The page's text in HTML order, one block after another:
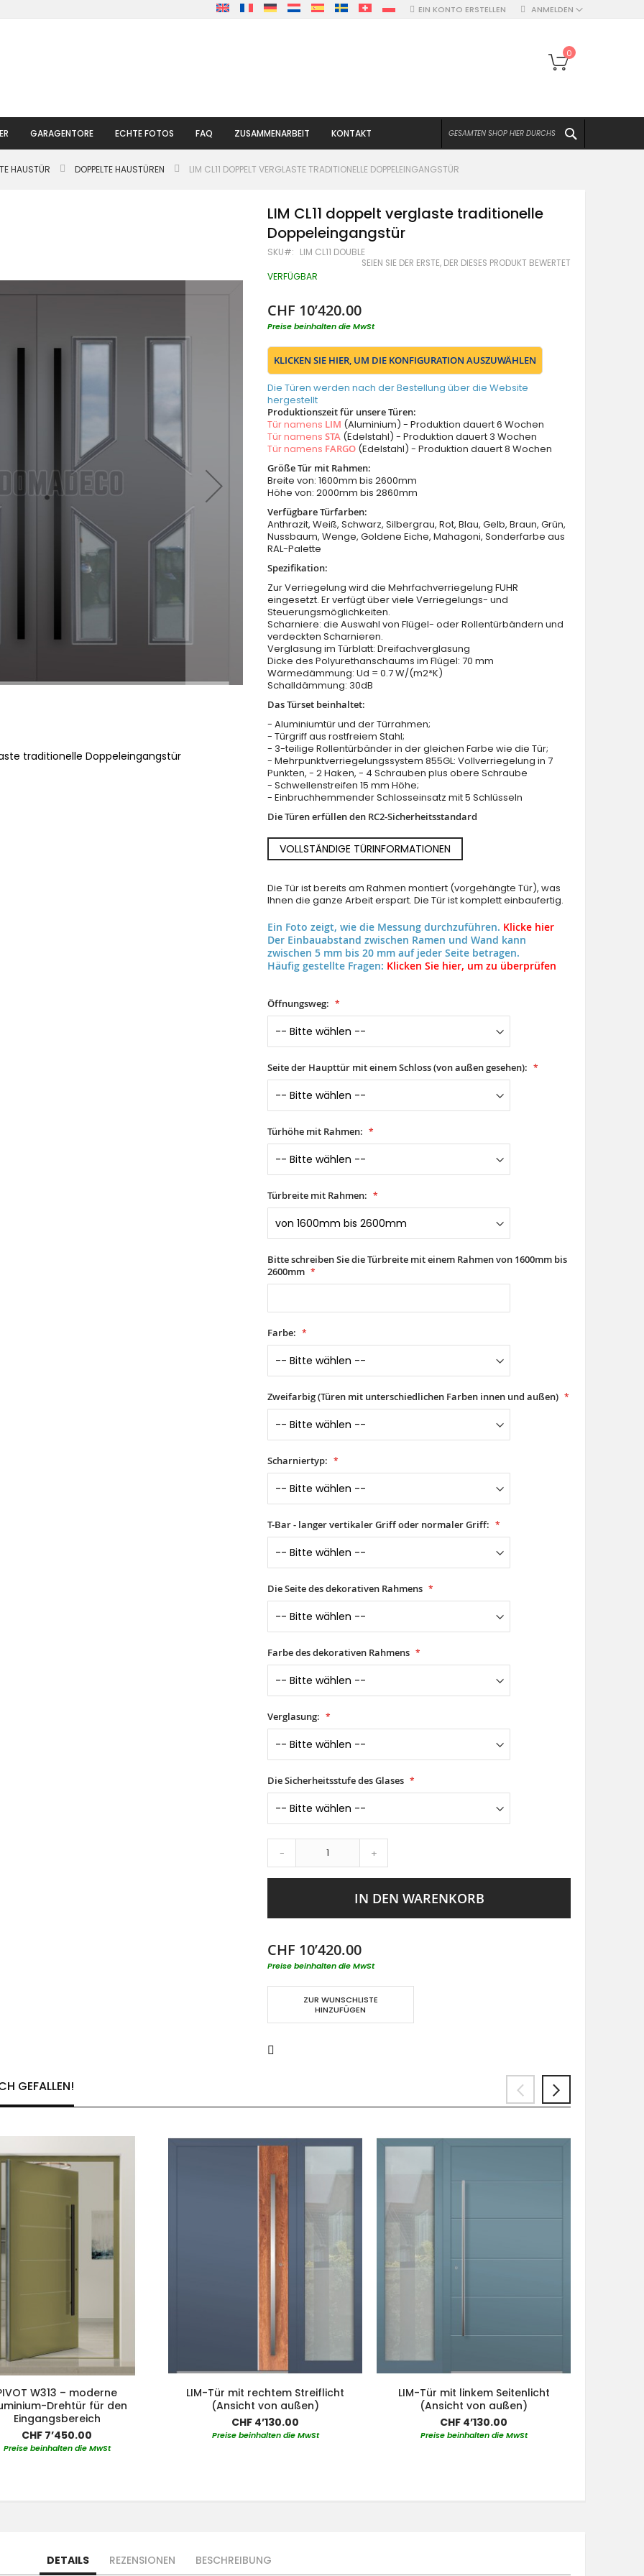
ANMELDEN
EIN KONTO ERSTELLEN
Mein
0
GARAGENTORE ECHTE FOTOS FAQ ZUSAMMENARBEIT KONTAKT
HAUSTÜR DOPPELTE HAUSTÜREN LIM CL11 DOPPELT VERGLASTE TRADITIONELLE DOPPELEINGANGSTÜR
traditionelle Doppeleingangstür LIM CL11 doppelt verglaste traditionelle
LIM CL11 doppelt verglaste traditionelle
Doppeleingangstür
SKU LIM CL11 DOUBLE
SEIEN SIE DER ERSTE, DER DIESES PRODUKT BEWERTET
VERFÜGBAR
CHF 10’420.00
Preise beinhalten die MwSt
KLICKEN SIE HIER, UM DIE KONFIGURATION AUSZUWÄHLEN
Die Türen werden nach der Bestellung über die Website
hergestellt
Produktionszeit für unsere Türen:
Tür namens LIM (Aluminium) - Produktion dauert 6 Wochen
Tür namensSTA (Edelstahl) - Produktion dauert 3 Wochen
Tür namens FARGO (Edelstahl) - Produktion dauert 8 Wochen
Größe Tür mit Rahmen:
Breite von: 1600mm bis 2600mm
Höhe von: 2000mm bis 2860mm
Verfügbare Türfarben:
Anthrazit, Weiß, Schwarz, Silbergrau, Rot, Blau, Gelb, Braun, Grün,
Nussbaum, Wenge, Goldene Eiche, Mahagoni, Sonderfarbe aus
RAL-Palette
Spezifikation:
Zur Verriegelung wird die Mehrfachverriegelung FUHR
eingesetzt. Er verfügt über viele Verriegelungs- und
Steuerungsmöglichkeiten.
Scharniere: die Auswahl von Flügel- oder Rollentürbändern und
verdeckten Scharnieren.
Verglasung im Türblatt: Dreifachverglasung
Dicke des Polyurethanschaums im Flügel: 70 mm
Wärmedämmung: Ud = 0.7 W/(m2*K)
Schalldämmung: 30dB
Das Türset beinhaltet:
- Aluminiumtür und der Türrahmen;
- Türgriff aus rostfreiem Stahl;
- 3-teilige Rollentürbänder in der gleichen Farbe wie die Tür;
- Mehrpunktverriegelungssystem 855GL: Vollverriegelung in 7
Punkten, - 2 Haken, - 4 Schrauben plus obere Schraube
- Schwellenstreifen 15 mm Höhe;
- Einbruchhemmender Schlosseinsatz mit 5 Schlüsseln
Die Türen erfüllen den RC2-Sicherheitsstandard
VOLLSTÄNDIGE TÜRINFORMATIONEN
Die Tür ist bereits am Rahmen montiert (vorgehängte Tür), was
Ihnen die ganze Arbeit erspart. Die Tür ist komplett einbaufertig.
Ein Foto zeigt, wie die Messung durchzuführen. Klicke hier
Der Einbauabstand zwischen Ramen und Wand kann
zwischen 5 mm bis 20 mm auf jeder Seite betragen.
Häufig gestellte Fragen: Klicken Sie hier, um zu überprüfen
Öffnungsweg:
Seite der Haupttür mit einem Schloss (von außen gesehen):
Türhöhe mit Rahmen:
Türbreite mit Rahmen:
Bitte schreiben Sie die Türbreite mit einem Rahmen von 1600mm bis
2600mm
Farbe:
Zweifarbig (Türen mit unterschiedlichen Farben innen und außen)
Scharniertyp:
T-Bar - langer vertikaler Griff oder normaler Griff:
Die Seite des dekorativen Rahmens
Farbe des dekorativen Rahmens
Verglasung:
Die Sicherheitsstufe des Glases
- +
IN DEN WARENKORB
CHF 10’420.00
Preise beinhalten die MwSt
ZUR WUNSCHLISTE
HINZUFÜGEN
GEFALLEN!
W313 – moderne
Drehtür für den
Eingangsbereich
CHF 7’450.00
Preise beinhalten die MwSt
LIM-Tür mit rechtem Streiflicht
(Ansicht von außen)
CHF 4’130.00
Preise beinhalten die MwSt
LIM-Tür mit linkem Seitenlicht
(Ansicht von außen)
CHF 4’130.00
Preise beinhalten die MwSt
DETAILS REZENSIONEN BESCHREIBUNG